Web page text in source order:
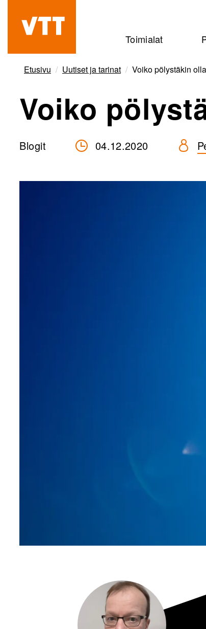
pääsisältöön
Beyond
the
obvious
Toimialat
Etusivu Uutiset ja tarinat Voiko pölystäkin
Voiko
Blogit 04.12.2020